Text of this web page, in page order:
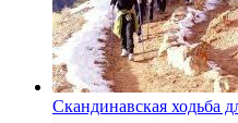
Скандинавская ходьба